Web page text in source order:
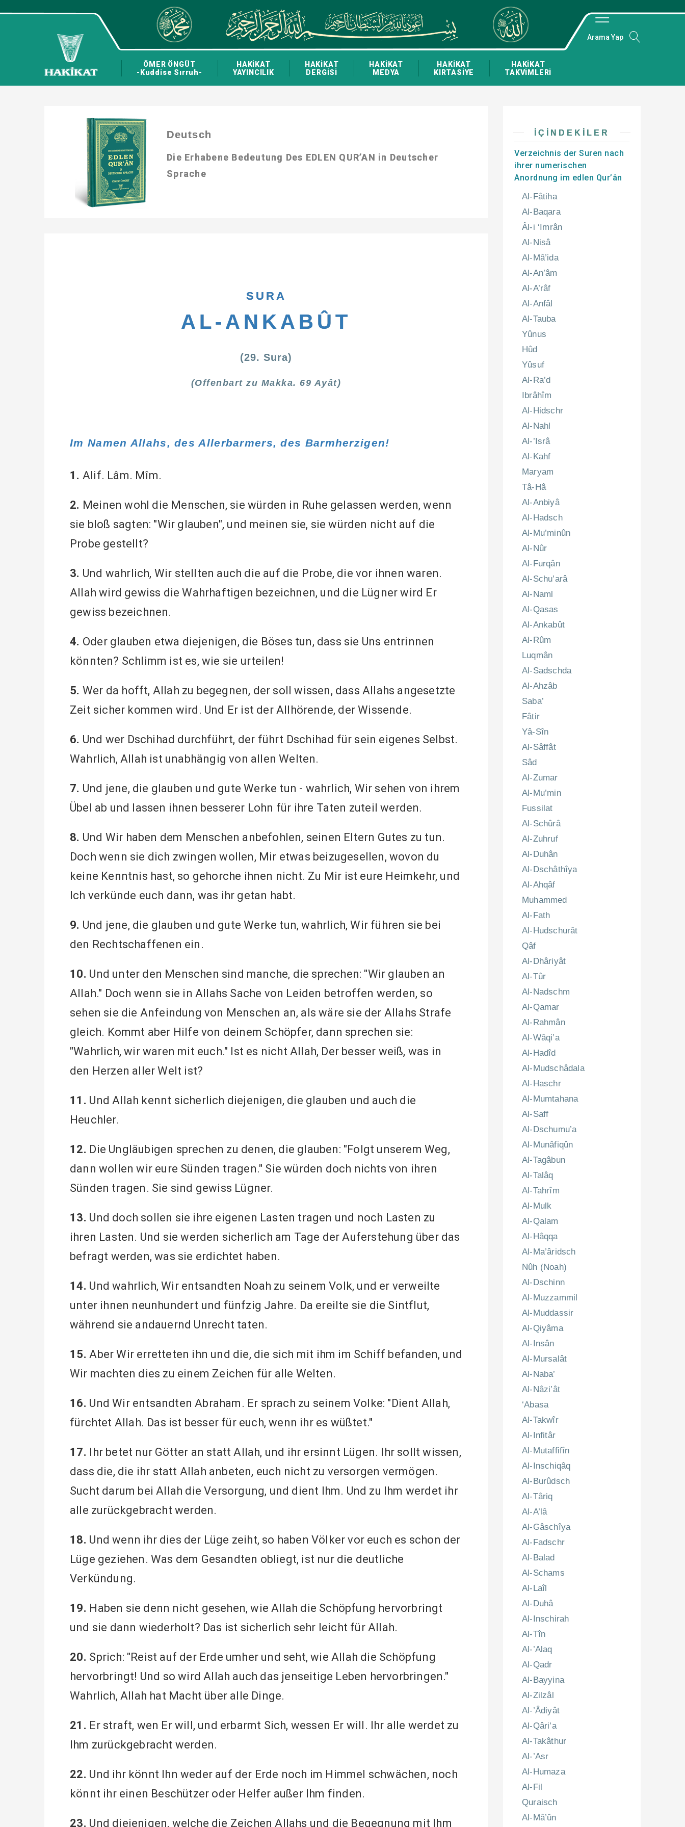
ÖMER ÖNGÜT
-Kuddise Sırruh-
HAKİKAT
YAYINCILIK
HAKİKAT
DERGİSİ
HAKİKAT
MEDYA
HAKİKAT
KIRTASİYE
HAKİKAT
TAKVİMLERİ
Arama Yap
Deutsch
Die Erhabene Bedeutung Des EDLEN QUR’AN in Deutscher
Sprache
SURA
AL-ANKABÛT
(29. Sura)
(Offenbart zu Makka. 69 Ayât)
Im Namen Allahs, des Allerbarmers, des Barmherzigen!
1. Alif. Lâm. Mîm.
2. Meinen wohl die Menschen, sie würden in Ruhe gelassen werden, wenn
sie bloß sagten: "Wir glauben", und meinen sie, sie würden nicht auf die
Probe gestellt?
3. Und wahrlich, Wir stellten auch die auf die Probe, die vor ihnen waren.
Allah wird gewiss die Wahrhaftigen bezeichnen, und die Lügner wird Er
gewiss bezeichnen.
4. Oder glauben etwa diejenigen, die Böses tun, dass sie Uns entrinnen
könnten? Schlimm ist es, wie sie urteilen!
5. Wer da hofft, Allah zu begegnen, der soll wissen, dass Allahs angesetzte
Zeit sicher kommen wird. Und Er ist der Allhörende, der Wissende.
6. Und wer Dschihad durchführt, der führt Dschihad für sein eigenes Selbst.
Wahrlich, Allah ist unabhängig von allen Welten.
7. Und jene, die glauben und gute Werke tun - wahrlich, Wir sehen von ihrem
Übel ab und lassen ihnen besserer Lohn für ihre Taten zuteil werden.
8. Und Wir haben dem Menschen anbefohlen, seinen Eltern Gutes zu tun.
Doch wenn sie dich zwingen wollen, Mir etwas beizugesellen, wovon du
keine Kenntnis hast, so gehorche ihnen nicht. Zu Mir ist eure Heimkehr, und
Ich verkünde euch dann, was ihr getan habt.
9. Und jene, die glauben und gute Werke tun, wahrlich, Wir führen sie bei
den Rechtschaffenen ein.
10. Und unter den Menschen sind manche, die sprechen: "Wir glauben an
Allah." Doch wenn sie in Allahs Sache von Leiden betroffen werden, so
sehen sie die Anfeindung von Menschen an, als wäre sie der Allahs Strafe
gleich. Kommt aber Hilfe von deinem Schöpfer, dann sprechen sie:
"Wahrlich, wir waren mit euch." Ist es nicht Allah, Der besser weiß, was in
den Herzen aller Welt ist?
11. Und Allah kennt sicherlich diejenigen, die glauben und auch die
Heuchler.
12. Die Ungläubigen sprechen zu denen, die glauben: "Folgt unserem Weg,
dann wollen wir eure Sünden tragen." Sie würden doch nichts von ihren
Sünden tragen. Sie sind gewiss Lügner.
13. Und doch sollen sie ihre eigenen Lasten tragen und noch Lasten zu
ihren Lasten. Und sie werden sicherlich am Tage der Auferstehung über das
befragt werden, was sie erdichtet haben.
14. Und wahrlich, Wir entsandten Noah zu seinem Volk, und er verweilte
unter ihnen neunhundert und fünfzig Jahre. Da ereilte sie die Sintflut,
während sie andauernd Unrecht taten.
15. Aber Wir erretteten ihn und die, die sich mit ihm im Schiff befanden, und
Wir machten dies zu einem Zeichen für alle Welten.
16. Und Wir entsandten Abraham. Er sprach zu seinem Volke: "Dient Allah,
fürchtet Allah. Das ist besser für euch, wenn ihr es wüßtet."
17. Ihr betet nur Götter an statt Allah, und ihr ersinnt Lügen. Ihr sollt wissen,
dass die, die ihr statt Allah anbeten, euch nicht zu versorgen vermögen.
Sucht darum bei Allah die Versorgung, und dient Ihm. Und zu Ihm werdet ihr
alle zurückgebracht werden.
18. Und wenn ihr dies der Lüge zeiht, so haben Völker vor euch es schon der
Lüge geziehen. Was dem Gesandten obliegt, ist nur die deutliche
Verkündung.
19. Haben sie denn nicht gesehen, wie Allah die Schöpfung hervorbringt
und sie dann wiederholt? Das ist sicherlich sehr leicht für Allah.
20. Sprich: "Reist auf der Erde umher und seht, wie Allah die Schöpfung
hervorbringt! Und so wird Allah auch das jenseitige Leben hervorbringen."
Wahrlich, Allah hat Macht über alle Dinge.
21. Er straft, wen Er will, und erbarmt Sich, wessen Er will. Ihr alle werdet zu
Ihm zurückgebracht werden.
22. Und ihr könnt Ihn weder auf der Erde noch im Himmel schwächen, noch
könnt ihr einen Beschützer oder Helfer außer Ihm finden.
23. Und diejenigen, welche die Zeichen Allahs und die Begegnung mit Ihm
İÇINDEKILER
Verzeichnis der Suren nach
ihrer numerischen
Anordnung im edlen Qur’ân
Al-Fâtiha
Al-Baqara
Âl-i ‘Imrân
Al-Nisâ
Al-Mâ’ida
Al-An’âm
Al-A’râf
Al-Anfâl
Al-Tauba
Yûnus
Hûd
Yûsuf
Al-Ra’d
Ibrâhîm
Al-Hidschr
Al-Nahl
Al-’Isrâ
Al-Kahf
Maryam
Tâ-Hâ
Al-Anbiyâ
Al-Hadsch
Al-Mu’minûn
Al-Nûr
Al-Furqân
Al-Schu’arâ
Al-Naml
Al-Qasas
Al-Ankabût
Al-Rûm
Luqmân
Al-Sadschda
Al-Ahzâb
Saba’
Fâtir
Yâ-Sîn
Al-Sâffât
Sâd
Al-Zumar
Al-Mu’min
Fussilat
Al-Schûrâ
Al-Zuhruf
Al-Duhân
Al-Dschâthîya
Al-Ahqâf
Muhammed
Al-Fath
Al-Hudschurât
Qâf
Al-Dhâriyât
Al-Tûr
Al-Nadschm
Al-Qamar
Al-Rahmân
Al-Wâqi’a
Al-Hadîd
Al-Mudschâdala
Al-Haschr
Al-Mumtahana
Al-Saff
Al-Dschumu’a
Al-Munâfiqûn
Al-Tagâbun
Al-Talâq
Al-Tahrîm
Al-Mulk
Al-Qalam
Al-Hâqqa
Al-Ma’âridsch
Nûh (Noah)
Al-Dschinn
Al-Muzzammil
Al-Muddassir
Al-Qiyâma
Al-Insân
Al-Mursalât
Al-Naba’
Al-Nâzi’ât
‘Abasa
Al-Takwîr
Al-Infitâr
Al-Mutaffifîn
Al-Inschiqâq
Al-Burûdsch
Al-Târiq
Al-A’lâ
Al-Gâschîya
Al-Fadschr
Al-Balad
Al-Schams
Al-Laîl
Al-Duhâ
Al-Inschirah
Al-Tîn
Al-’Alaq
Al-Qadr
Al-Bayyina
Al-Zilzâl
Al-’Âdiyât
Al-Qâri’a
Al-Takâthur
Al-’Asr
Al-Humaza
Al-Fil
Quraisch
Al-Mâ’ûn